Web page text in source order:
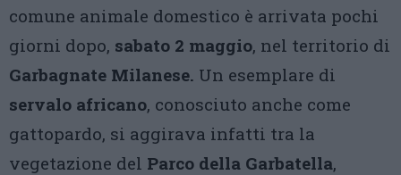
comune animale domestico è arrivata pochi
giorni dopo, sabato 2 maggio, nel territorio di
Garbagnate Milanese. Un esemplare di
servalo africano, conosciuto anche come
gattopardo, si aggirava infatti tra la
vegetazione del Parco della Garbatella,